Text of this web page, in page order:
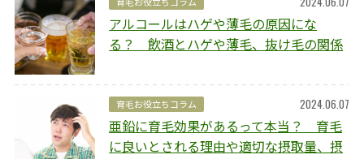
アルコールはハゲや薄毛の原因にな
る？ 飲酒とハゲや薄毛、抜け毛の関係
育毛お役立ちコラム 2024.06.07
亜鉛に育毛効果があるって本当？ 育毛
に良いとされる理由や適切な摂取量、摂